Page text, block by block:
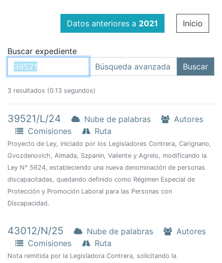
Datos anteriores a 2021 Inicio
Buscar expediente
3 resultados (0.13 segundos)
39521/L/24 Nube de palabras
Autores
Comisiones
Ruta
Proyecto de Ley, iniciado por los Legisladores Contrera, Carignano,
Gvozdenovich, Almada, Szpanin, Valiente y Agrelo, modificando la
Ley N° 5624, estableciendo una nueva denominación de personas
discapacitadas, quedando definido como Régimen Especial de
Protección y Promoción Laboral para las Personas con
Discapacidad.
43012/N/25 Nube de palabras
Autores
Comisiones
Ruta
Nota remitida por la Legisladora Contrera, solicitando la